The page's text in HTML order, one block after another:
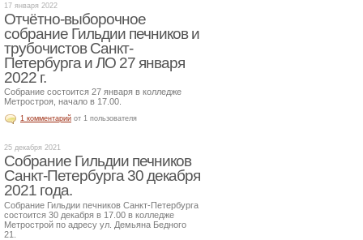
17 января 2022
Отчётно-выборочное
собрание Гильдии печников и
трубочистов Санкт-
Петербурга и ЛО 27 января
2022 г.
Собрание состоится 27 января в колледже
Метростроя, начало в 17.00.
1 комментарий от 1 пользователя
25 декабря 2021
Собрание Гильдии печников
Санкт-Петербурга 30 декабря
2021 года.
Собрание Гильдии печников Санкт-Петербурга
состоится 30 декабря в 17.00 в колледже
Метрострой по адресу ул. Демьяна Бедного
21.